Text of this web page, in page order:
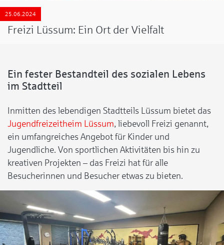
25.06.2024
Freizi Lüssum: Ein Ort der Vielfalt
Ein fester Bestandteil des sozialen Lebens
im Stadtteil
Inmitten des lebendigen Stadtteils Lüssum bietet das
Jugendfreizeitheim Lüssum, liebevoll Freizi genannt,
ein umfangreiches Angebot für Kinder und
Jugendliche. Von sportlichen Aktivitäten bis hin zu
kreativen Projekten – das Freizi hat für alle
Besucherinnen und Besucher etwas zu bieten.